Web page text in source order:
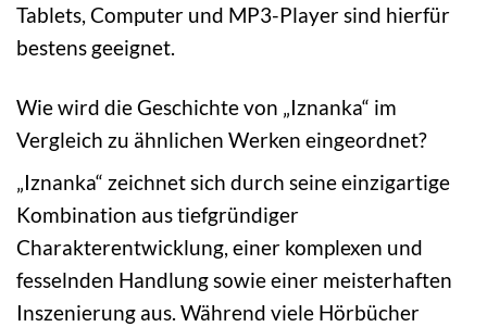
Tablets, Computer und MP3-Player sind hierfür
bestens geeignet.
Wie wird die Geschichte von „Iznanka“ im
Vergleich zu ähnlichen Werken eingeordnet?
„Iznanka“ zeichnet sich durch seine einzigartige
Kombination aus tiefgründiger
Charakterentwicklung, einer komplexen und
fesselnden Handlung sowie einer meisterhaften
Inszenierung aus. Während viele Hörbücher